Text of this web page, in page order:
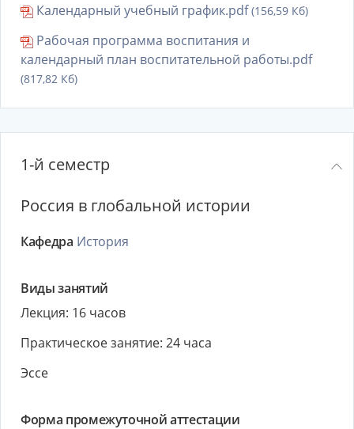
Календарный учебный график.pdf(156,59 Кб)
Рабочая программа воспитания и
календарный план воспитательной работы.pdf
(817,82 Кб)
1-й семестр
Россия в глобальной истории
Кафедра История
Виды занятий
Лекция: 16 часов
Практическое занятие: 24 часа
Эссе
Форма промежуточной аттестации